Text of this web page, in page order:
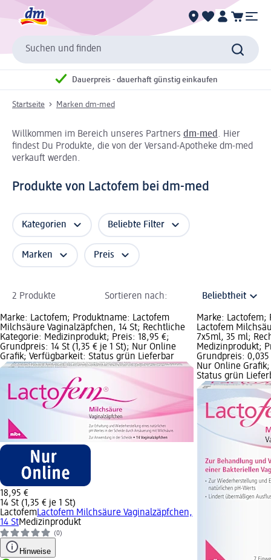
Suchen und finden
Dauerpreis - dauerhaft günstig einkaufen
Startseite Marken dm-med
Willkommen im Bereich unseres Partners dm-med . Hier
findest Du Produkte, die von der Versand-Apotheke dm-med
verkauft werden.
Produkte von Lactofem bei dm-med
Kategorien Beliebte Filter
Marken Preis
2 Produkte Sortieren nach:
Marke: Lactofem; Produktname: Lactofem
Milchsäure Vaginalzäpfchen, 14 St; Rechtliche
Kategorie: Medizinprodukt; Preis: 18,95 €;
Grundpreis: 14 St (1,35 € je 1 St); Nur Online
Grafik; Verfügbarkeit: Status grün Lieferbar
18,95 €
14 St (1,35 € je 1 St)
LactofemLactofem Milchsäure Vaginalzäpfchen,
14 StMedizinprodukt
(0)
Hinweise
Marke: Lactofem;
Lactofem
7x5ml, 35 ml;
Medizinprodukt;
Grundpreis:
Nur Online
Status grün